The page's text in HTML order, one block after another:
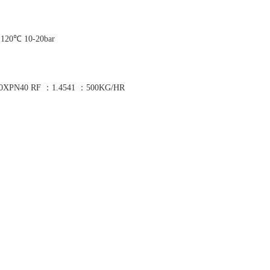
10-20bar
RF ：1.4541 ：500KG/HR